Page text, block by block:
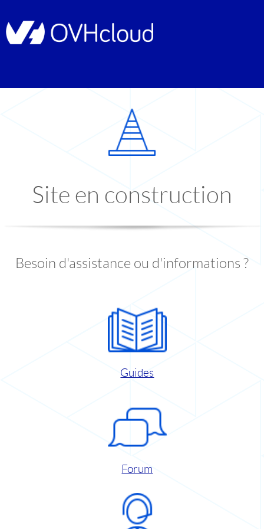
Site en construction
Besoin d'assistance ou d'informations ?
Guides
Forum